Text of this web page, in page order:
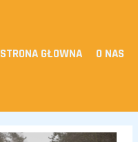
STRONA GŁOWNA O NAS